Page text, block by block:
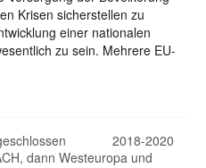
Krisen sicherstellen zu
einer nationalen
zu sein. Mehrere EU-
2018-2020
dann Westeuropa und